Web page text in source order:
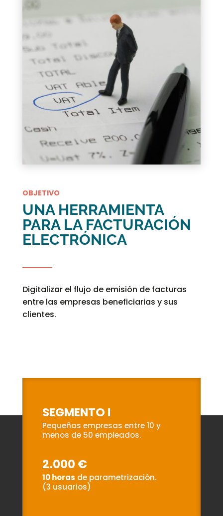
OBJETIVO
UNA HERRAMIENTA
PARA LA FACTURACIÓN
ELECTRÓNICA
Digitalizar el flujo de emisión de facturas
entre las empresas beneficiarias y sus
clientes.
SEGMENTO I
Pequeñas empresas entre 10 y
menos de 50 empleados.
2.000 €
10 horas de parametrización.
(3 usuarios)